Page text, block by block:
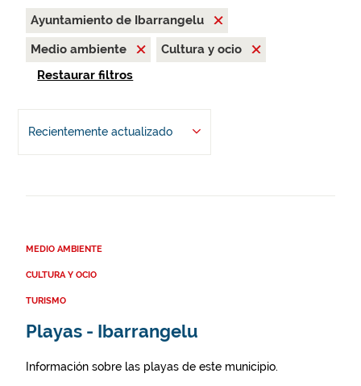
Ayuntamiento de Ibarrangelu
Medio ambiente
Cultura y ocio
Restaurar filtros
Recientemente actualizado
MEDIO AMBIENTE
CULTURA Y OCIO
TURISMO
Playas - Ibarrangelu
Información sobre las playas de este municipio.